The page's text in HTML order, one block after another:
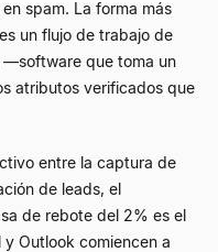
spam. La forma más
un flujo de trabajo de
—software que toma un
atributos verificados que
entre la captura de
de leads, el
de rebote del 2% es el
Outlook comiencen a